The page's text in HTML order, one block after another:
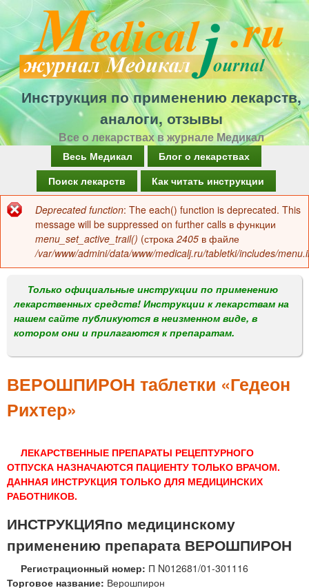
Перейти
к
основному
содержанию
Инструкция по применению лекарств,
аналоги, отзывы
Все о лекарствах в журнале Медикал
а
в
о
м
е
н
Весь Медикал
Блог о лекарствах
Поиск лекарств
Как читать инструкции
Сообщение
об
ошибке
Deprecated function: The each() function is deprecated. This
message will be suppressed on further calls в функции
menu_set_active_trail() (строка 2405 в файле
/var/www/admini/data/www/medicalj.ru/tabletki/includes/
Только официальные инструкции по применению
лекарственных средств! Инструкции к лекарствам на
нашем сайте публикуются в неизменном виде, в
котором они и прилагаются к препаратам.
ВЕРОШПИРОН таблетки «Гедеон
Рихтер»
ЛЕКАРСТВЕННЫЕ ПРЕПАРАТЫ РЕЦЕПТУРНОГО
ОТПУСКА НАЗНАЧАЮТСЯ ПАЦИЕНТУ ТОЛЬКО ВРАЧОМ.
ДАННАЯ ИНСТРУКЦИЯ ТОЛЬКО ДЛЯ МЕДИЦИНСКИХ
РАБОТНИКОВ.
ИНСТРУКЦИЯпо медицинскому
применению препарата ВЕРОШПИРОН
Регистрационный номер: П N012681/01-301116
Торговое название: Верошпирон